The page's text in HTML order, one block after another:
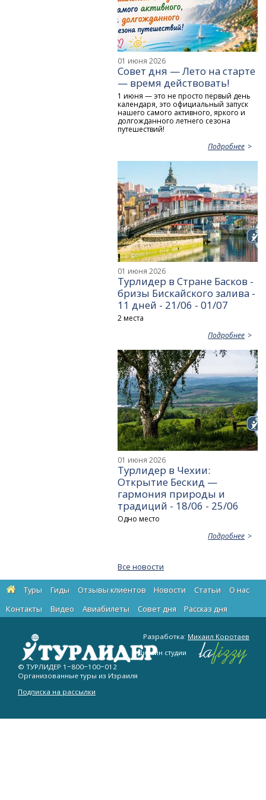
01 июня 2026
Совет дня — Лето на старте
— время действовать!
1 июня — это не просто первый день
календаря, это официальный запуск
нашего самого активного, яркого и
долгожданного летнего сезона
путешествий!
Подробнее
01 июня 2026
Турлидер в Стране Басков -
бризы Бискайского залива -
11 дней - 21/06 - 01/07
2 места
Подробнее
01 июня 2026
Турлидер в Чехии:
Открытие Бескид —
гармония природы и
традиций - 18/06 - 25/06
Одно место
Подробнее
Все новости
Туры Гиды Отзывы клиентов Новости Статьи
О нас
Контакты
Видео Авиабилеты Cовет дня Рассказ дня
© ТУРЛИДЕР 1−800−100−012
Организованные туры из Израиля
Подписка на рассылки
Разработка: Михаил Коротаев
Дизайн студии